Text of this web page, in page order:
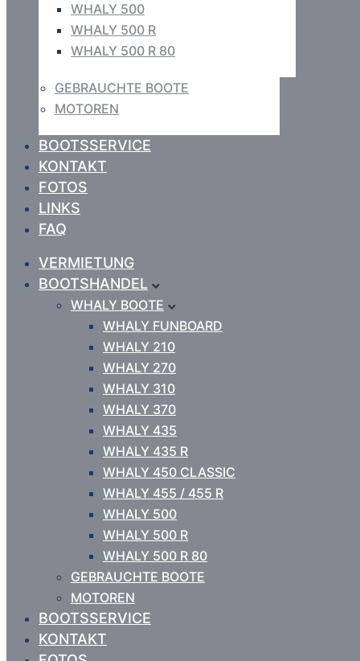
WHALY 500
WHALY 500 R
WHALY 500 R 80
GEBRAUCHTE BOOTE
MOTOREN
BOOTSSERVICE
KONTAKT
FOTOS
LINKS
FAQ
VERMIETUNG
BOOTSHANDEL
WHALY BOOTE
WHALY FUNBOARD
WHALY 210
WHALY 270
WHALY 310
WHALY 370
WHALY 435
WHALY 435 R
WHALY 450 CLASSIC
WHALY 455 / 455 R
WHALY 500
WHALY 500 R
WHALY 500 R 80
GEBRAUCHTE BOOTE
MOTOREN
BOOTSSERVICE
KONTAKT